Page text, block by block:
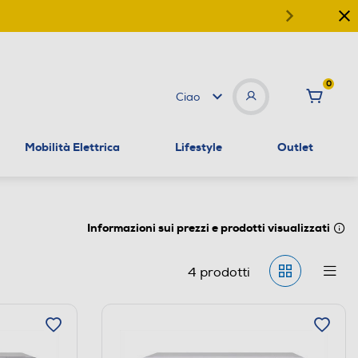
Ciao
0
Mobilità Elettrica Lifestyle Outlet
Informazioni sui prezzi e prodotti visualizzati
4 prodotti